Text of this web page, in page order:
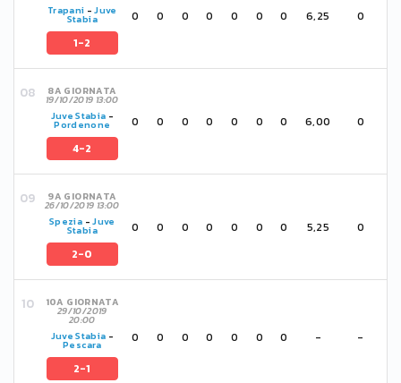
Trapani -Juve
Stabia
1-2
0 0 0 0 0 0 0 6,25 0
8A GIORNATA
19/10/2019 13:00
Juve Stabia -
Pordenone
4-2
0 0 0 0 0 0 0 6,00 0
9A GIORNATA
26/10/2019 13:00
Spezia -Juve
Stabia
2-0
0 0 0 0 0 0 0 5,25 0
10A GIORNATA
29/10/2019
20:00
Juve Stabia -
Pescara
2-1
0 0 0 0 0 0 0 - -